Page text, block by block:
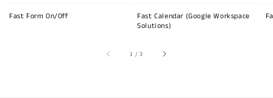
Fast Form On/Off
Fast Calendar (Google Workspace
Solutions)
1 /sur
3